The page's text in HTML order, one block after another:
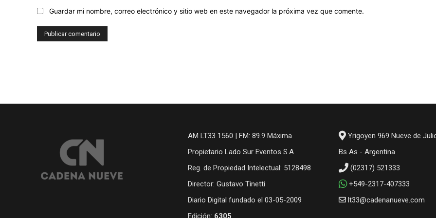
Guardar mi nombre, correo electrónico y sitio web en este navegador la próxima vez que comente.
AM LT33 1560 | FM: 89.9 Máxima
Propietario Lado Sur Eventos S.A
Reg. de Propiedad Intelectual: 5128498
Director: Gustavo Tinetti
Diario Digital fundado el 03-05-2009
Edición: 6305
Yrigoyen 969 Nueve de
Bs As - Argentina
(02317) 521333
+549-2317-407333
lt33@cadenanueve.com